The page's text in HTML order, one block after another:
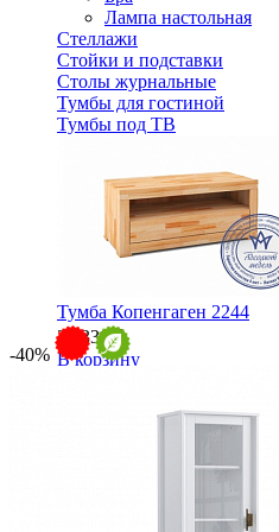
Лампа настольная
Стеллажи
Стойки и подставки
Столы журнальные
Тумбы для гостиной
Тумбы под ТВ
Тумба Копенгаген 2244
31 330 ₽
В корзину
Деревянные кровати с
Кровати
Кровати
Кровати
-40%